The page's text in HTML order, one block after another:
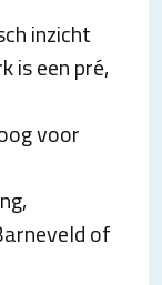
inzicht
is een pré,
voor
of